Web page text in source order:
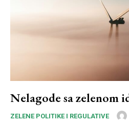
Nelagode sa zelenom
ZELENE POLITIKE I REGULATIVE